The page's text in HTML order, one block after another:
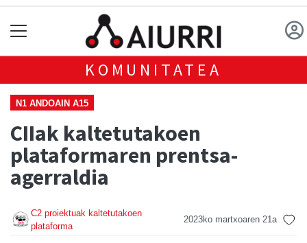
KOMUNITATEA
N1 ANDOAIN A15
CIIak kaltetutakoen
plataformaren prentsa-
agerraldia
C2 proiektuak kaltetutakoen
plataforma
2023ko martxoaren 21a